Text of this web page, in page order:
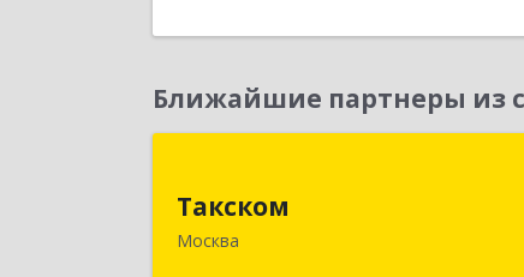
Ближайшие партнеры из
Такском
Москва